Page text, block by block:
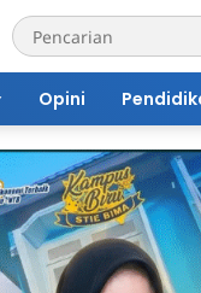
Opini